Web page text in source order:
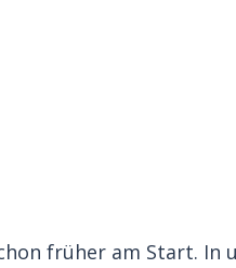
früher am Start. In